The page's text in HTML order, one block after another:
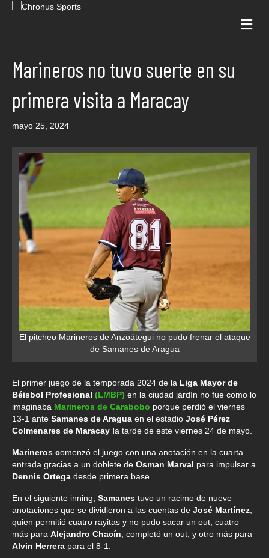
Marineros no tuvo suerte en su
primera visita a Maracay
mayo 25, 2024
El pitcheo Marineros de Anzoátegui no pudo frenar el ataque
de Samanes de Aragua
El primer juego de la temporada 2024 de la Liga Mayor de
Béisbol Profesional (LMBP) en la ciudad jardín no fue como lo
imaginaba Marineros de Carabobo porque perdió el viernes
13-1 ante Samanes de Aragua en el estadio José Pérez
Colmenares de Maracay la tarde de este viernes 24 de mayo.
Marineros comenzó el juego con una anotación en la cuarta
entrada gracias a un doblete de Osman Marval para impulsar a
Dennis Ortega desde primera base.
En el siguiente inning, Samanes tuvo un racimo de nueve
anotaciones que se dividieron a las cuentas de José Martínez,
quien permitió cuatro rayitas y no pudo sacar un out, cuatro
más para Alejandro Chacín, completó un out, y otro más para
Alvin Herrera para el 8-1.